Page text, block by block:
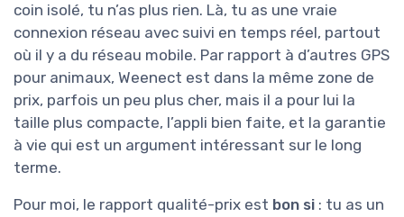
coin isolé, tu n’as plus rien. Là, tu as une vraie
connexion réseau avec suivi en temps réel, partout
où il y a du réseau mobile. Par rapport à d’autres GPS
pour animaux, Weenect est dans la même zone de
prix, parfois un peu plus cher, mais il a pour lui la
taille plus compacte, l’appli bien faite, et la garantie
à vie qui est un argument intéressant sur le long
terme.
Pour moi, le rapport qualité-prix est bon si : tu as un